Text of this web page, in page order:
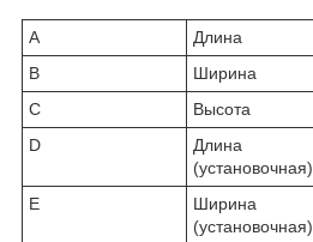
A Длина
B
Ширина
C
Высота
D
Длина
(установочная)
E
Ширина
(установочная)